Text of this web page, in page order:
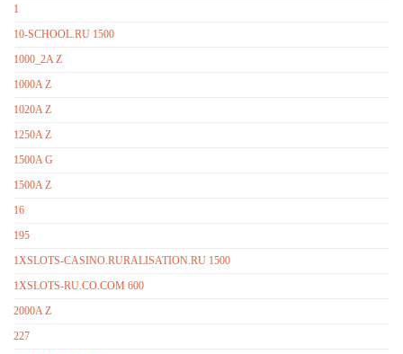
1
10-SCHOOL.RU 1500
1000_2A Z
1000A Z
1020A Z
1250A Z
1500A G
1500A Z
16
195
1XSLOTS-CASINO.RURALISATION.RU 1500
1XSLOTS-RU.CO.COM 600
2000A Z
227